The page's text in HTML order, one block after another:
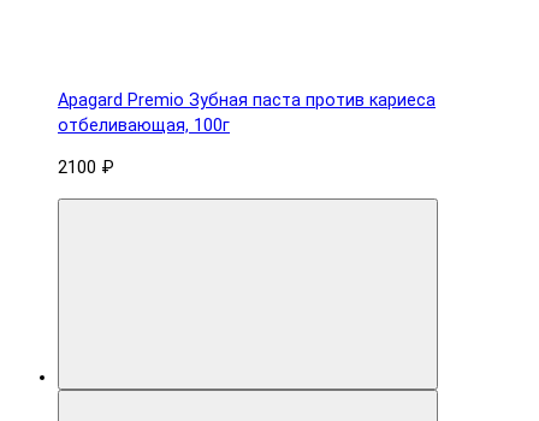
Apagard Premio Зубная паста против кариеса
отбеливающая, 100г
2100 ₽